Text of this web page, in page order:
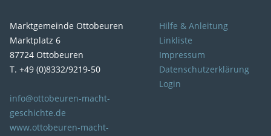
Marktgemeinde Ottobeuren
Marktplatz 6
87724 Ottobeuren
T. +49 (0)8332/9219-50
info@ottobeuren-macht-
geschichte.de
www.ottobeuren-macht-
Hilfe & Anleitung
Linkliste
Impressum
Datenschutzerklärung
Login